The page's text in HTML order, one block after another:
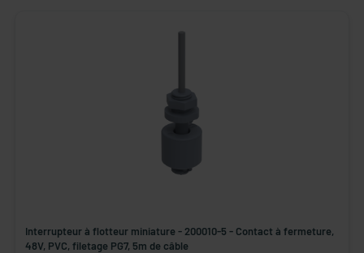
Interrupteur à flotteur miniature - 200010-5 - Contact à fermeture,
48V, PVC, filetage PG7, 5m de câble